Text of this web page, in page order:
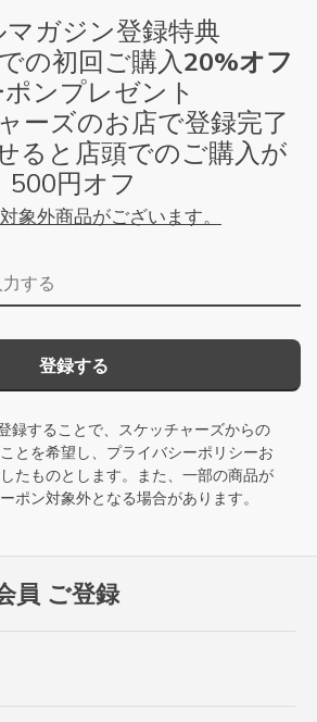
員 ご登録
マガジン登録特典
の初回ご購入 20%オフ
ンプレゼント
ーズのお店で登録完了
ると店頭でのご購入が
500円オフ
象外商品がございます。
登録する
録することで、スケッチャーズからの
とを希望し、 プライバシーポリシーお
たものとします。また、一部の商品が
ポン対象外となる場合があります。